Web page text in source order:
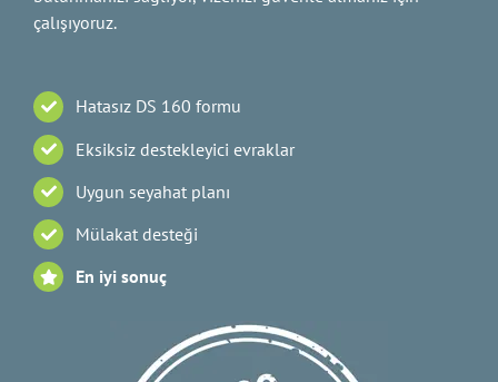
çalışıyoruz.
Hatasız DS 160 formu
Eksiksiz destekleyici evraklar
Uygun seyahat planı
Mülakat desteği
En iyi sonuç